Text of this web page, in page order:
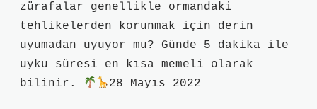
zürafalar genellikle ormandaki
tehlikelerden korunmak için derin
uyumadan uyuyor mu? Günde 5 dakika ile
uyku süresi en kısa memeli olarak
bilinir.
28 Mayıs 2022